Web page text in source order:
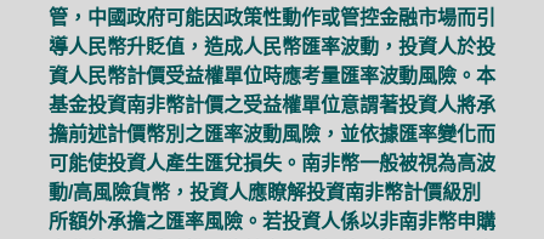
管，中國政府可能因政策性動作或管控金融市場而引
導人民幣升貶值，造成人民幣匯率波動，投資人於投
資人民幣計價受益權單位時應考量匯率波動風險。本
基金投資南非幣計價之受益權單位意謂著投資人將承
擔前述計價幣別之匯率波動風險，並依據匯率變化而
可能使投資人產生匯兌損失。南非幣一般被視為高波
動/高風險貨幣，投資人應瞭解投資南非幣計價級別
所額外承擔之匯率風險。若投資人係以非南非幣申購